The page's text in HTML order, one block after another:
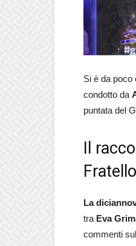
Si è da poco
condotto da
puntata del
Il
La
tra Eva
commenti